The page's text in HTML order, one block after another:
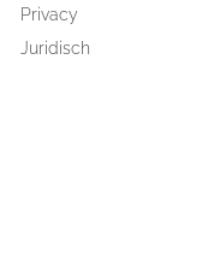
Privacy
Juridisch